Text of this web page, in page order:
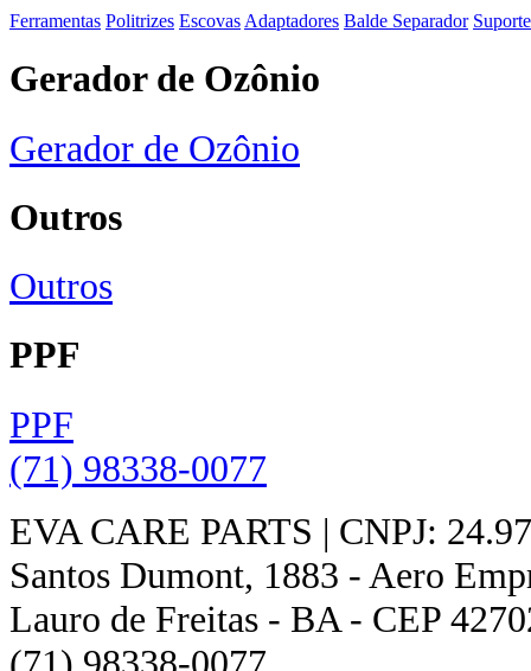
Ferramentas Politrizes Escovas Adaptadores Balde Separador
Gerador de Ozônio
Gerador de Ozônio
Outros
Outros
PPF
PPF
(71) 98338-0077
EVA CARE PARTS | CNPJ:
Santos Dumont, 1883 - Aero
Lauro de Freitas - BA - CEP
(71) 98338-0077